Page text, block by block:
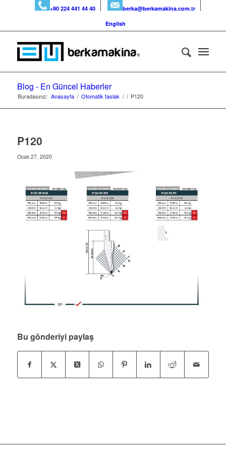
+90 224 441 44 40
berka@berkamakina.com.tr
English
Blog - En Güncel Haberler
Buradasınız: Anasayfa / Otomatik taslak / / P120
P120
Ocak 27, 2020
Bu gönderiyi paylaş